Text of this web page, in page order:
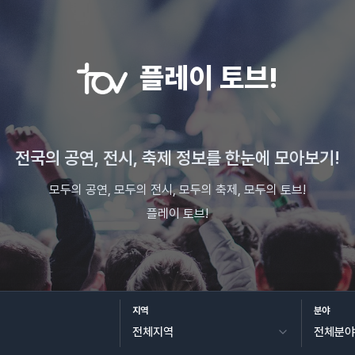
플레이 토브!
전국의 공연, 전시, 축제 정보를 한눈에 모아보기!
모두의 공연, 모두의 전시, 모두의 축제, 모두의 토브!
플레이 토브!
지역 분야